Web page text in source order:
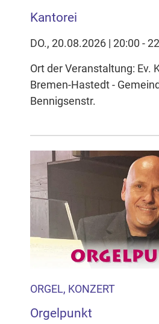
Kantorei
DO., 20.08.2026 | 20:00 -
Ort der Veranstaltung: Ev.
Bremen-Hastedt -
Bennigsenstr.
ORGEL, KONZERT
Orgelpunkt